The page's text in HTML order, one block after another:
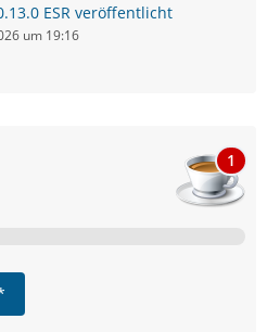
ESR veröffentlicht
um 19:16
1